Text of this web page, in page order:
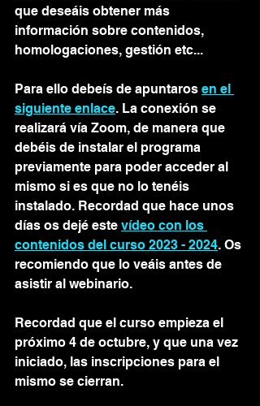
que deseáis obtener más
información sobre contenidos,
homologaciones, gestión etc...
Para ello debeís de apuntaros en el
siguiente enlace. La conexión se
realizará vía Zoom, de manera que
debéis de instalar el programa
previamente para poder acceder al
mismo si es que no lo tenéis
instalado. Recordad que hace unos
días os dejé este vídeo con los
contenidos del curso 2023 - 2024. Os
recomiendo que lo veáis antes de
asistir al webinario.
Recordad que el curso empieza el
próximo 4 de octubre, y que una vez
iniciado, las inscripciones para el
mismo se cierran.